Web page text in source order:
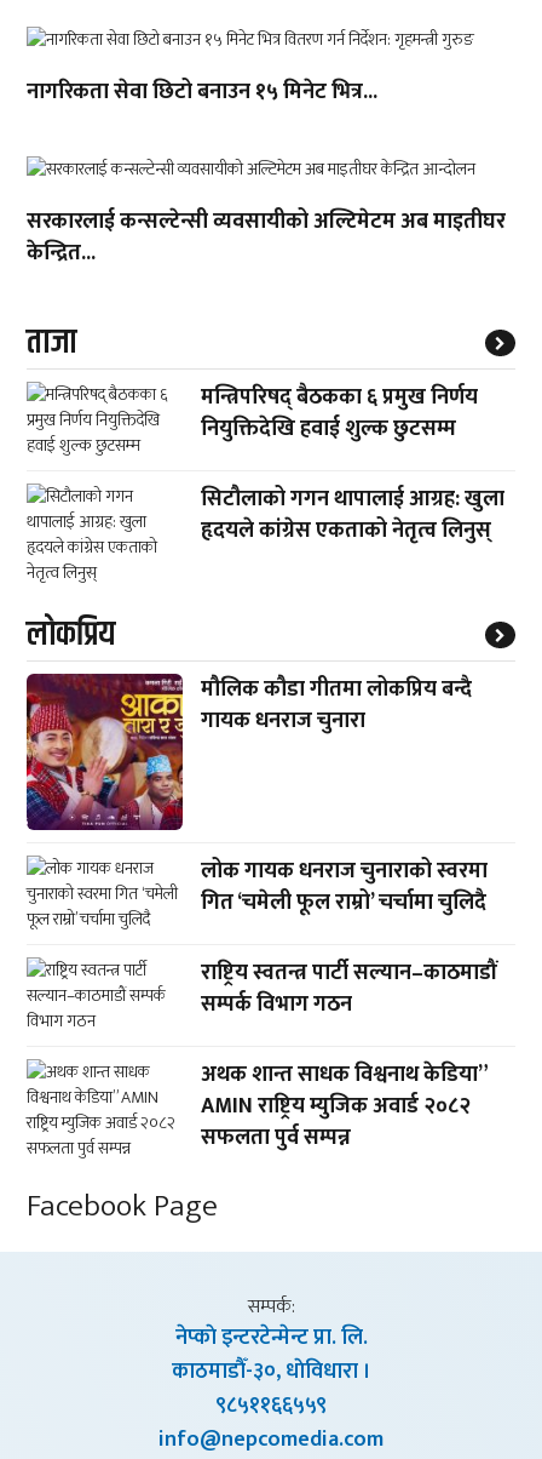
नागरिकता सेवा छिटो बनाउन १५ मिनेट भित्र...
सरकारलाई कन्सल्टेन्सी व्यवसायीको अल्टिमेटम अब माइतीघर
केन्द्रित...
ताजा
मन्त्रिपरिषद् बैठकका ६ प्रमुख निर्णय
नियुक्तिदेखि हवाई शुल्क छुटसम्म
सिटौलाको गगन थापालाई आग्रह: खुला
हृदयले कांग्रेस एकताको नेतृत्व लिनुस्
लाेकप्रिय
मौलिक कौडा गीतमा लोकप्रिय बन्दै
गायक धनराज चुनारा
लोक गायक धनराज चुनाराको स्वरमा
गित ‘चमेली फूल राम्रो’ चर्चामा चुलिदै
राष्ट्रिय स्वतन्त्र पार्टी सल्यान–काठमाडौं
सम्पर्क विभाग गठन
अथक शान्त साधक विश्वनाथ केडिया”
AMIN राष्ट्रिय म्युजिक अवार्ड २०८२
सफलता पुर्व सम्पन्न
Facebook Page
सम्पर्क:
नेप्काे इन्टरटेन्मेन्ट प्रा. लि.
काठमाडाैँ-३०, धाेविधारा ।
९८५११६६५५९
info@nepcomedia.com